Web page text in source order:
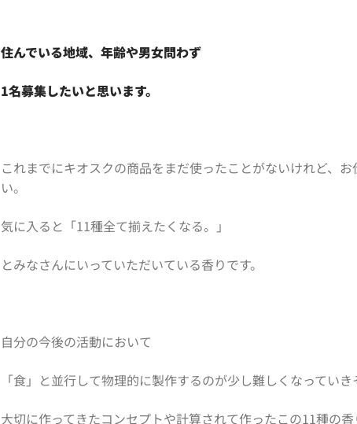
住んでいる地域、年齢や男女問わず
1名募集したいと思います。
これまでにキオスクの商品をまだ使ったことがないけれど、
い。
気に入ると「11種全て揃えたくなる。」
とみなさんにいっていただいている香りです。
自分の今後の活動において
「食」と並行して物理的に製作するのが少し難しくなってい
大切に作ってきたコンセプトや計算されて作ったこの11種の